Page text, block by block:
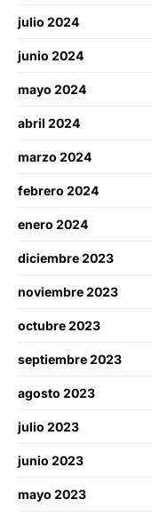
julio 2024
junio 2024
mayo 2024
abril 2024
marzo 2024
febrero 2024
enero 2024
diciembre 2023
noviembre 2023
octubre 2023
septiembre 2023
agosto 2023
julio 2023
junio 2023
mayo 2023